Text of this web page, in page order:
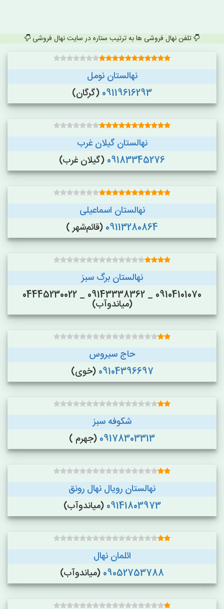
تلفن نهال فروشی ها به ترتیب ستاره در سایت نهال فروشی
نهالستان نومل
09119616293 (گرگان)
نهالستان گیلان غرب
09183345276 (گیلان غرب)
نهالستان اسماعیلی
09113280864 (قائم‌شهر )
نهالستان برگ سبز
09104101070 _ 09143338362 _ 04445230022
(میاندوآب)
حاج سیروس
09104396697 (خوی)
شکوفه سبز
09178303313 (جهرم )
نهالستان رویال نهال رونق
09141803973 (میاندوآب)
ائلمان نهال
09052753788 (میاندوآب)